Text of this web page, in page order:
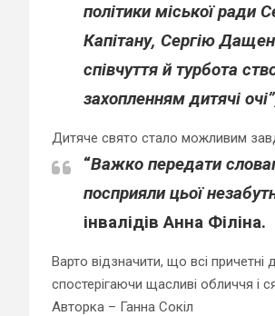
політики міської ради
Капітану, Сергію
співчуття й турбота
захопленням дитячі
Дитяче свято стало можливим
“Важко передати
посприяли цьої
інвалідів Анна Філіна.
Варто відзначити, що всі причетні
спостерігаючи щасливі обличчя і
Авторка – Ганна Сокіл